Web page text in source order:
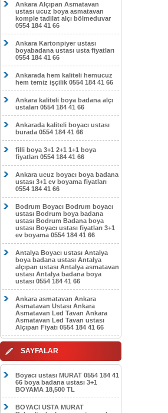
Ankara Alçıpan Asmatavan
ustası ucuz boya asmatavan
komple tadilat alçı bölmeduvar
0554 184 41 66
Ankara Kartonpiyer ustası
boyabadana ustası usta fiyatları
0554 184 41 66
Ankarada hem kaliteli hemucuz
hem temiz işçilik 0554 184 41 66
Ankara kaliteli boya badana alçı
ustaları 0554 184 41 66
Ankarada kaliteli boyacı ustası
burada 0554 184 41 66
filli boya 3+1 2+1 1+1 boya
fiyatları 0554 184 41 66
Ankara ucuz boyacı boya badana
ustası 3+1 ev boyama fiyatları
0554 184 41 66
Bodrum Boyacı Bodrum boyacı
ustası Bodrum boya badana
ustası Bodrum Badana boya
ustası Boyacı ustası fiyatları 3+1
ev boyama 0554 184 41 66
Antalya Boyacı ustası Antalya
boya badana ustası Antalya
alçıpan ustası Antalya asmatavan
ustası Antalya badana boya
ustası 0554 184 41 66
Ankara asmatavan Ankara
Asmatavan Ustası Ankara
Asmatavan Led Tavan Ankara
Asmatavan Led Tavan ustası
Alçıpan Fiyatı 0554 184 41 66
SAYFALAR
Boyacı ustası MURAT 0554 184 41
66 boya badana ustası 3+1
BOYAMA 18,500 TL
BOYACI USTA MURAT